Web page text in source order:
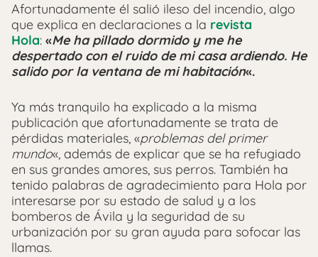
Afortunadamente él salió ileso del incendio, algo
que explica en declaraciones a la revista
Hola: «Me ha pillado dormido y me he
despertado con el ruido de mi casa ardiendo. He
salido por la ventana de mi habitación«.
Ya más tranquilo ha explicado a la misma
publicación que afortunadamente se trata de
pérdidas materiales, «problemas del primer
mundo«, además de explicar que se ha refugiado
en sus grandes amores, sus perros. También ha
tenido palabras de agradecimiento para Hola por
interesarse por su estado de salud y a los
bomberos de Ávila y la seguridad de su
urbanización por su gran ayuda para sofocar las
llamas.